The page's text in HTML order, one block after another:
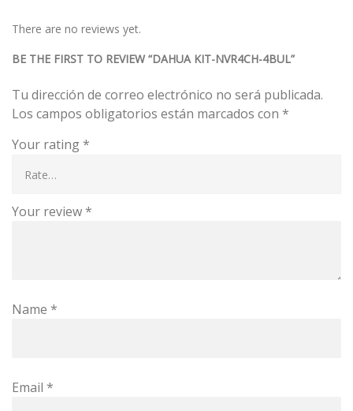
There are no reviews yet.
BE THE FIRST TO REVIEW “DAHUA KIT-NVR4CH-4BUL”
Tu dirección de correo electrónico no será publicada.
Los campos obligatorios están marcados con *
Your rating*
Your review*
Name *
Email *